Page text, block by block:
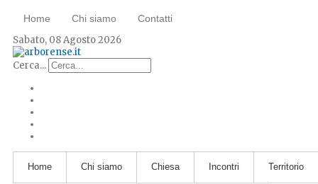
Home Chi siamo Contatti
Sabato, 08 Agosto 2026
Cerca...
Home Chi siamo Chiesa Incontri Territorio